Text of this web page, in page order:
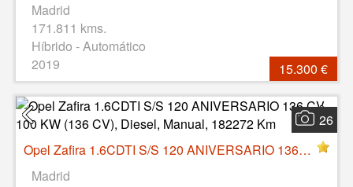
Madrid
171.811 kms.
Híbrido - Automático
2019
15.300 €
26
Opel Zafira 1.6CDTI S/S 120 ANIVERSARIO 136 CV 100 KW (136 CV), Diesel, Manual, 182272 Km
Madrid